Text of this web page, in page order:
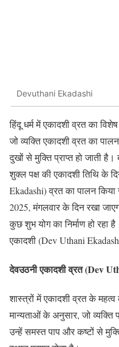
Devuthani Ekadashi
हिंदू धर्म में एकादशी व्रत का
जो व्यक्ति एकादशी व्रत का
दुखों से मुक्ति प्राप्त हो जाती
शुक्ल पक्ष की एकादशी तिथि के
Ekadashi) व्रत का पालन
2025, मंगलवार के दिन रखा
कुछ शुभ योग का निर्माण हो
एकादशी (Dev Uthani
देवउठनी एकादशी व्रत (Dev
शास्त्रों में एकादशी व्रत के महत्व
मान्यताओं के अनुसार, जो व्यक्ति
उन्हें समस्त पाप और कष्टों से